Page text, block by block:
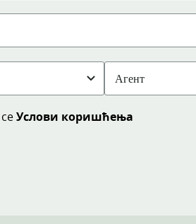
Услови коришћења